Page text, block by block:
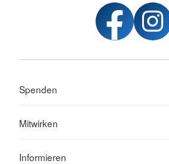
Spenden
Mitwirken
Informieren